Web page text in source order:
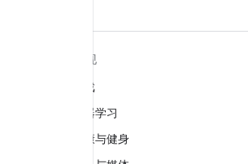
发现
游戏
机器学习
健康与健身